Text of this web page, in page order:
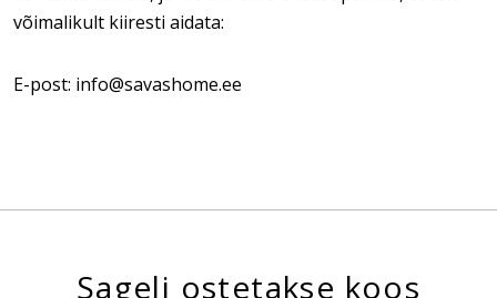
võimalikult kiiresti aidata:
E-post: info@savashome.ee
Sageli ostetakse koos